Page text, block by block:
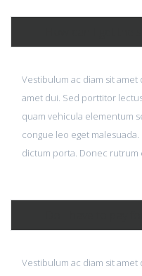
How can I get the
Vestibulum ac diam sit
amet dui. Sed porttitor
quam vehicula elementum
congue leo eget
dictum porta. Donec rutrum
Do I have to pay
Vestibulum ac diam sit